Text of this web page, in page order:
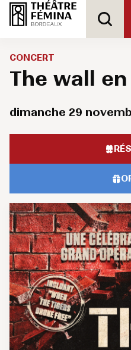
CONCERT
The wall
dimanche 29